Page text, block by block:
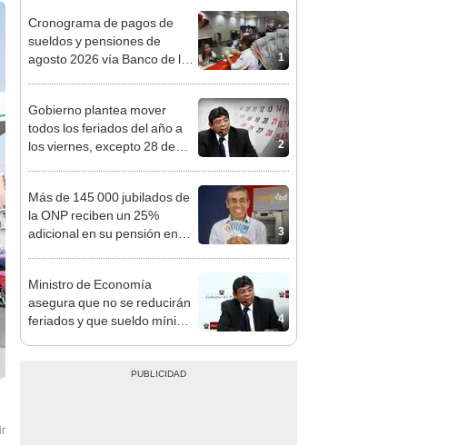
1
sueldos y pensiones de
agosto 2026 vía Banco de la
Nación: conoce las fechas de
depósito
2
todos los feriados del año a
los viernes, excepto 28 de
julio, Navidad y Año Nuevo
3
la ONP reciben un 25%
adicional en su pensión en
agosto
4
asegura que no se reducirán
feriados y que sueldo mínimo
se aumentará en dos etapas